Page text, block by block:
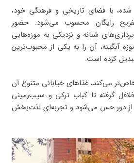
با فضای تاریخی و فرهنگی خود،
رایگان محسوب می‌شود. حضور
شبانه و نزدیکی به موزه‌هایی
آبگینه، آن را به یکی از محبوب‌ترین
کرده است.
می‌کند، غذاهای خیابانی متنوع آن
گرفته تا کباب ترکی و سیب‌زمینی
از دور حس می‌شود و تجربه‌ای لذت‌بخش